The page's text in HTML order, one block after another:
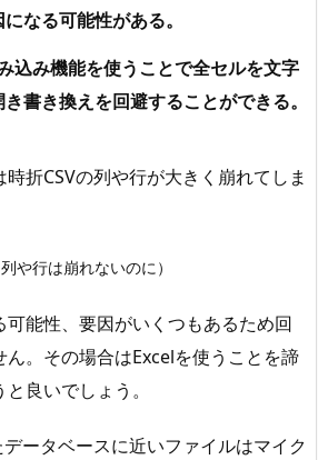
なる可能性がある。
込み機能を使うことで全セルを文字
書き換えを回避することができる。
折CSVの列や行が大きく崩れてしま
や行は崩れないのに）
能性、要因がいくつもあるため回
。その場合はExcelを使うことを諦
良いでしょう。
データベースに近いファイルはマイク